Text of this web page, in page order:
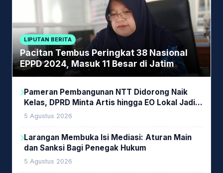
LIPUTAN BERITA
Pacitan Tembus Peringkat 38 Nasional
EPPD 2024, Masuk 11 Besar di Jatim
Pameran Pembangunan NTT Didorong Naik
Kelas, DPRD Minta Artis hingga EO Lokal Jadi
Prioritas
5 Agustus 2026
Larangan Membuka Isi Mediasi: Aturan Main
dan Sanksi Bagi Penegak Hukum
5 Agustus 2026